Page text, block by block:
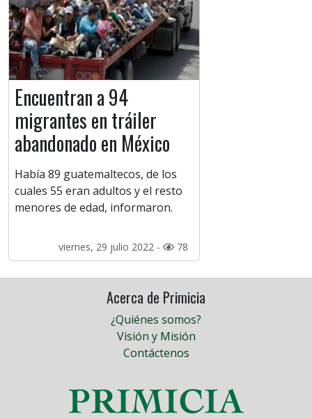
Encuentran a 94
migrantes en tráiler
abandonado en México
Había 89 guatemaltecos, de los
cuales 55 eran adultos y el resto
menores de edad, informaron.
viernes, 29 julio 2022 - 78
Acerca de Primicia
¿Quiénes somos?
Visión y Misión
Contáctenos